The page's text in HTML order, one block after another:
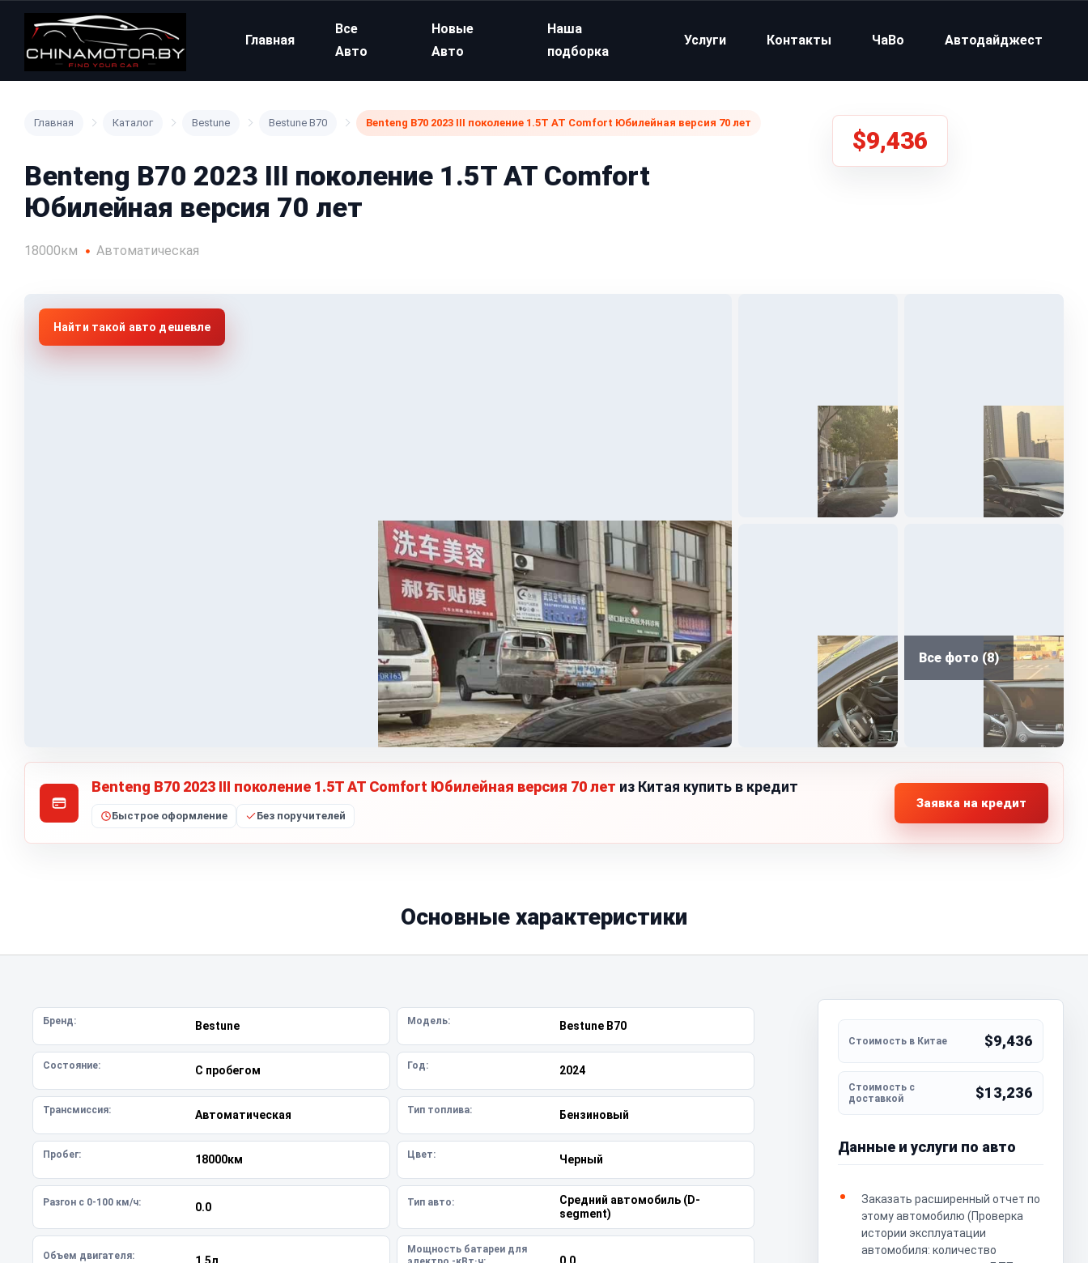
Главная
Все
Авто
Новые
Авто
Наша
подборка
Услуги Контакты ЧаВо Автодайджест
Главная Каталог Bestune Bestune B70 Benteng B70 2023 III поколение 1.5T AT Comfort Юбилейная версия 70 лет
Benteng B70 2023 III поколение 1.5T AT Comfort
Юбилейная версия 70 лет
18000км Автоматическая
$9,436
Все фото (8)
Найти такой авто дешевле
Benteng B70 2023 III поколение 1.5T AT Comfort Юбилейная версия 70 лет из Китая купить в кредит
Быстрое оформление Без поручителей
Заявка на кредит
Основные характеристики
Бренд: Bestune Модель: Bestune B70
Состояние: С пробегом Год: 2024
Трансмиссия: Автоматическая Тип топлива: Бензиновый
Пробег: 18000км Цвет: Черный
Разгон с 0-100 км/ч: 0.0 Тип авто:
Средний автомобиль (D-
segment)
Объем двигателя: 1.5л.
Мощность батареи для
0.0
$9,436
$13,236
Данные и услуги по авто
Заказать расширенный отчет по
этому автомобилю (Проверка
истории эксплуатации
автомобиля: количество